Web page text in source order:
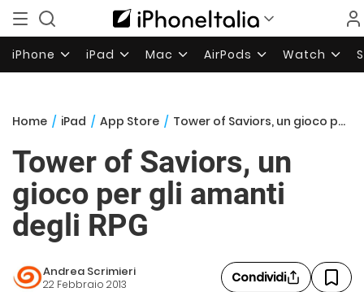
iPhone iPad Mac AirPods Watch
Home / iPad / App Store / Tower of Saviors, un gioco per gli amanti degli RPG
Tower of Saviors, un
gioco per gli amanti
degli RPG
Andrea Scrimieri
22 Febbraio 2013 Condividi